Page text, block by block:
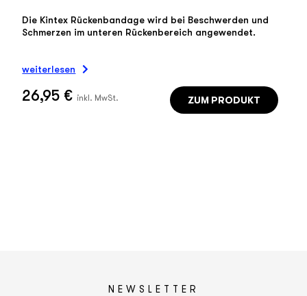
Die Kintex Rückenbandage wird bei Beschwerden und
Schmerzen im unteren Rückenbereich angewendet.
weiterlesen
26,95 € inkl. MwSt. ZUM PRODUKT
NEWSLETTER